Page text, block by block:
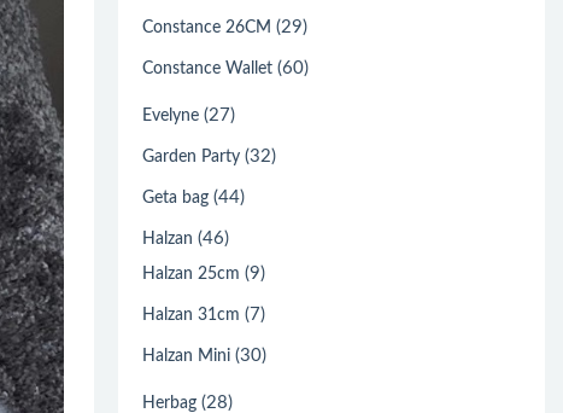
Constance 26CM (29)
Constance Wallet (60)
Evelyne (27)
Garden Party (32)
Geta bag (44)
Halzan (46)
Halzan 25cm (9)
Halzan 31cm (7)
Halzan Mini (30)
Herbag (28)